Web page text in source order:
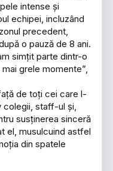
intense și
echipei, incluzând
precedent,
o pauză de 8 ani.
simțit parte dintr-o
grele momente”,
de toți cei care l-
colegii, staff-ul și,
susținerea sinceră
el, musulcuind astfel
din spatele